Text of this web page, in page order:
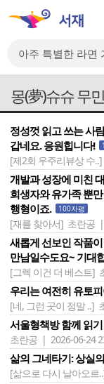
몽(夢)슈슈 무
정성껏 읽고 쓰는 사
갑네요. 응원힙니다!
[제2회 우주리뷰상 수..]
개발과 성장에 미친
희생자와 유가족 뿐
행형이죠.
100자평
[재를 찾아서] 초란공
새롭게 선보인 작품
만남일수도요~ 기대
[그렉 이건 더 베스트]
우리는 여전히 유토
[네, 그런 곳이 정말 ..]
서울형책방 함께 읽
초란공 | 2026-06-24
삶의 그네타기: 상실
[삶으로 다시 날아오르